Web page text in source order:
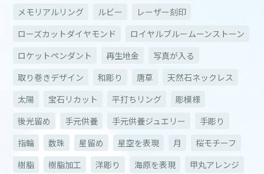
メモリアルリング
ルビー
レーザー刻印
ローズカットダイヤモンド
ロイヤルブルームーンストーン
ロケットペンダント
再生地金
写真が入る
取り巻きデザイン
和彫り 唐草
天然石ネックレス
太陽
宝石リカット 平打ちリング
彫模様
後光留め
手元供養 手元供養ジュエリー
手彫り
指輪
数珠 星留め 星空を表現 月
桜モチーフ
樹脂
樹脂加工 洋彫り 海原を表現
甲丸アレンジ